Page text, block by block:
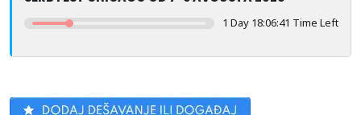
1 Day 18:06:41 Time Left